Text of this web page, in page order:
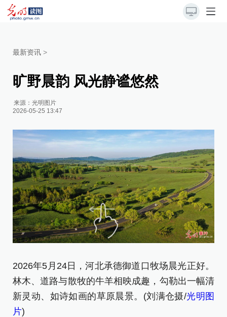
最新资讯 >
旷野晨韵 风光静谧悠然
来源：光明图片
2026-05-25 13:47
2026年5月24日，河北承德御道口牧场晨光正好。
林木、道路与散牧的牛羊相映成趣，勾勒出一幅清
新灵动、如诗如画的草原晨景。(刘满仓摄/光明图
片)